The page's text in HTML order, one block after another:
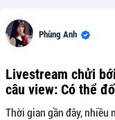
Phùng Anh
Livestream chửi
câu view: Có thể
Thời gian gần đây, nhiều